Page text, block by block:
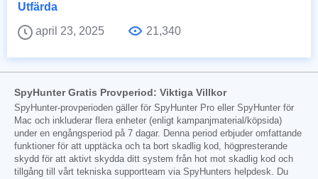
Utfärda
april 23, 2025
21,340
SpyHunter Gratis Provperiod: Viktiga Villkor
SpyHunter-provperioden gäller för SpyHunter Pro eller SpyHunter för
Mac och inkluderar flera enheter (enligt kampanjmaterial/köpsida)
under en engångsperiod på 7 dagar. Denna period erbjuder omfattande
funktioner för att upptäcka och ta bort skadlig kod, högpresterande
skydd för att aktivt skydda ditt system från hot mot skadlig kod och
tillgång till vårt tekniska supportteam via SpyHunters helpdesk. Du